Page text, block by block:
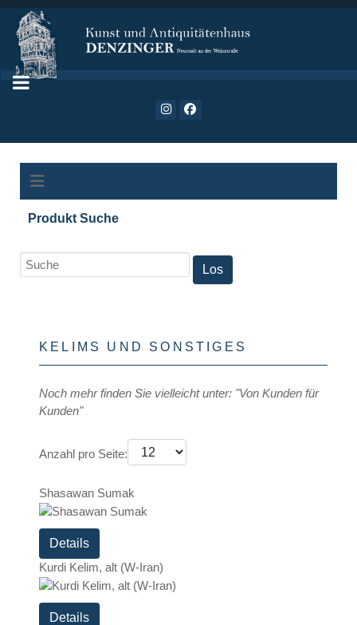
Produkt Suche
KELIMS UND SONSTIGES
Noch mehr finden Sie vielleicht unter: "Von Kunden für
Kunden"
Anzahl pro Seite:
Shasawan Sumak
Details
Kurdi Kelim, alt (W-Iran)
Details